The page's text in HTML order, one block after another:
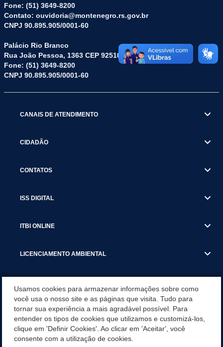
Fone: (51) 3649-8200
Contato: ouvidoria@montenegro.rs.gov.br
CNPJ 90.895.905/0001-60
Palácio Rio Branco
Rua João Pessoa, 1363 CEP 92510-045
Fone: (51) 3649-8200
CNPJ 90.895.905/0001-60
CANAIS DE ATENDIMENTO
CIDADÃO
CONTATOS
ISS DIGITAL
ITBI ONLINE
LICENCIAMENTO AMBIENTAL
SERVIÇOS
SERVIÇOS DO DEPARTAMENTO DE RECEITA MUNICIPAL
Usamos cookies para armazenar informações sobre como
você usa o nosso site e as páginas que visita. Tudo para
tornar sua experiência a mais agradável possível. Para
entender os tipos de cookies que utilizamos e customizá-los,
clique em 'Definir Cookies'. Ao clicar em 'Aceitar', você
consente com a utilização de cookies.